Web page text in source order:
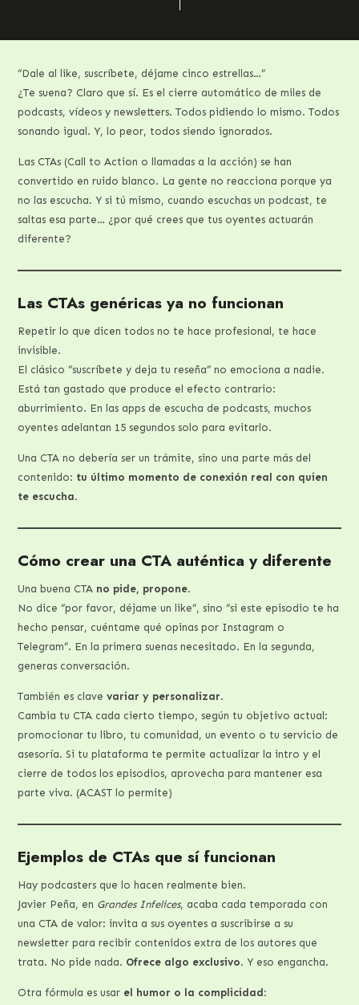
“Dale al like, suscríbete, déjame cinco estrellas…”
¿Te suena? Claro que sí. Es el cierre automático de miles de
podcasts, vídeos y newsletters. Todos pidiendo lo mismo. Todos
sonando igual. Y, lo peor, todos siendo ignorados.
Las CTAs (Call to Action o llamadas a la acción) se han
convertido en ruido blanco. La gente no reacciona porque ya
no las escucha. Y si tú mismo, cuando escuchas un podcast, te
saltas esa parte… ¿por qué crees que tus oyentes actuarán
diferente?
Las CTAs genéricas ya no funcionan
Repetir lo que dicen todos no te hace profesional, te hace
invisible.
El clásico “suscríbete y deja tu reseña” no emociona a nadie.
Está tan gastado que produce el efecto contrario:
aburrimiento. En las apps de escucha de podcasts, muchos
oyentes adelantan 15 segundos solo para evitarlo.
Una CTA no debería ser un trámite, sino una parte más del
contenido: tu último momento de conexión real con quien
te escucha.
Cómo crear una CTA auténtica y diferente
Una buena CTA no pide, propone.
No dice “por favor, déjame un like”, sino “si este episodio te ha
hecho pensar, cuéntame qué opinas por Instagram o
Telegram”. En la primera suenas necesitado. En la segunda,
generas conversación.
También es clavevariar y personalizar.
Cambia tu CTA cada cierto tiempo, según tu objetivo actual:
promocionar tu libro, tu comunidad, un evento o tu servicio de
asesoría. Si tu plataforma te permite actualizar la intro y el
cierre de todos los episodios, aprovecha para mantener esa
parte viva. (ACAST lo permite)
Ejemplos de CTAs que sí funcionan
Hay podcasters que lo hacen realmente bien.
Javier Peña, en Grandes Infelices, acaba cada temporada con
una CTA de valor: invita a sus oyentes a suscribirse a su
newsletter para recibir contenidos extra de los autores que
trata. No pide nada. Ofrece algo exclusivo. Y eso engancha.
Otra fórmula es usar el humor o la complicidad :